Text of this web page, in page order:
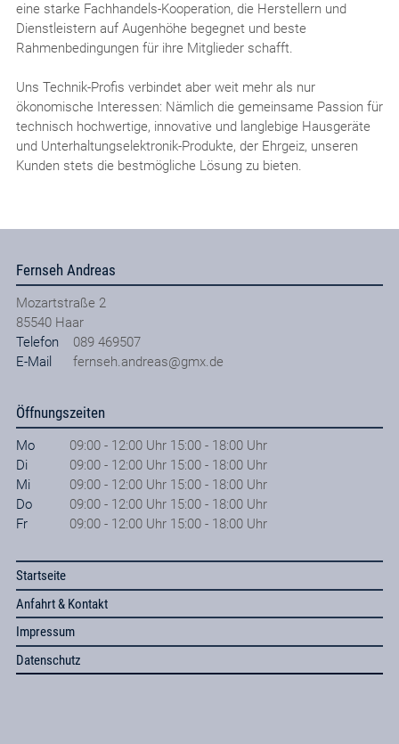
eine starke Fachhandels-Kooperation, die Herstellern und
Dienstleistern auf Augenhöhe begegnet und beste
Rahmenbedingungen für ihre Mitglieder schafft.
Uns Technik-Profis verbindet aber weit mehr als nur
ökonomische Interessen: Nämlich die gemeinsame Passion für
technisch hochwertige, innovative und langlebige Hausgeräte
und Unterhaltungselektronik-Produkte, der Ehrgeiz, unseren
Kunden stets die bestmögliche Lösung zu bieten.
Fernseh Andreas
Mozartstraße 2
85540 Haar
Telefon
089 469507
E-Mail
fernseh.andreas@gmx.de
Öffnungszeiten
Mo
09:00 - 12:00 Uhr 15:00 - 18:00 Uhr
Di
09:00 - 12:00 Uhr 15:00 - 18:00 Uhr
Mi
09:00 - 12:00 Uhr 15:00 - 18:00 Uhr
Do
09:00 - 12:00 Uhr 15:00 - 18:00 Uhr
Fr
09:00 - 12:00 Uhr 15:00 - 18:00 Uhr
Startseite
Anfahrt & Kontakt
Impressum
Datenschutz